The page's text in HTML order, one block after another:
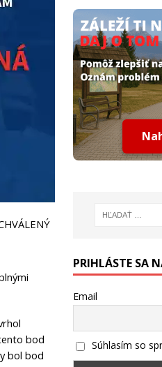
bod
bol bod
PRIHLÁSTE SA
Email
Súhlasím so